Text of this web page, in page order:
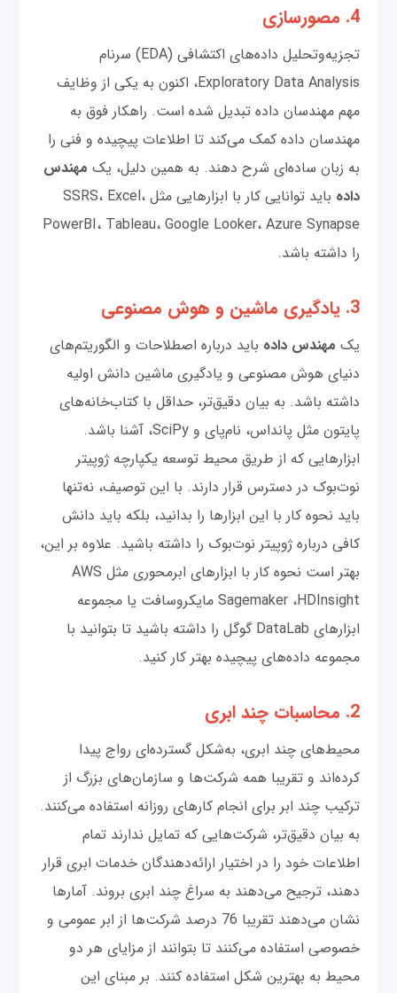
4. مصورسازی
تجزیه‌و‌تحلیل داده‌های اکتشافی (EDA) سرنام
Exploratory Data Analysis، اکنون به یکی از وظایف
مهم مهندسان داده تبدیل شده است. راهکار فوق به
مهندسان داده کمک می‌کند تا اطلاعات پیچیده و فنی را
به زبان ساده‌ای شرح دهند. به همین دلیل، یک مهندس
داده
باید توانایی کار با ابزارهایی مثل SSRS، Excel،
PowerBI، Tableau، Google Looker، Azure Synapse
را داشته باشد.
3. یادگیری ماشین و هوش مصنوعی
یک مهندس داده باید درباره اصطلاحات و الگوریتم‌های
دنیای هوش مصنوعی و یادگیری ماشین دانش اولیه
داشته باشد. به بیان دقیق‌تر، حداقل با کتاب‌خانه‌های
پایتون مثل پانداس، نام‌پای و SciPy، آشنا باشد.
ابزارهایی که از طریق محیط توسعه یکپارچه ژوپیتر
نوت‌بوک در دسترس قرار دارند. با این توصیف، نه‌تنها
باید نحوه کار با این ابزارها را بدانید، بلکه باید دانش
کافی درباره ژوپیتر نوت‌بوک را داشته باشید. علاوه بر این،
بهتر است نحوه کار با ابزارهای ابرمحوری مثل AWS
Sagemaker ،HDInsight مایکروسافت یا مجموعه
ابزارهای DataLab گوگل را داشته باشید تا بتوانید با
مجموعه داده‌های پیچیده بهتر کار کنید.
2. محاسبات چند ابری
محیط‌های چند ابری، به‌شکل گسترده‌ای رواج پیدا
کرده‌اند و تقریبا همه شرکت‌ها و سازمان‌های بزرگ از
ترکیب چند ابر برای انجام کارهای روزانه استفاده می‌کنند.
به بیان دقیق‌تر، شرکت‌هایی که تمایل ندارند تمام
اطلاعات خود را در اختیار ارائه‌دهندگان خدمات ابری قرار
دهند، ترجیح می‌دهند به سراغ چند ابری بروند. آمارها
نشان می‌دهند تقریبا 76 درصد شرکت‌ها از ابر عمومی و
خصوصی استفاده می‌کنند تا بتوانند از مزایای هر دو
محیط به بهترین شکل استفاده کنند. بر مبنای این